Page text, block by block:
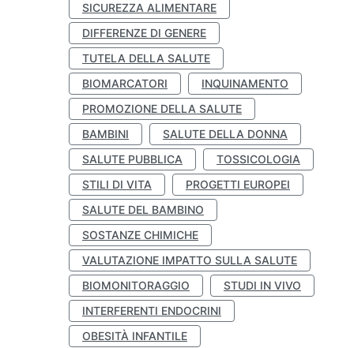
SICUREZZA ALIMENTARE
DIFFERENZE DI GENERE
TUTELA DELLA SALUTE
BIOMARCATORI
INQUINAMENTO
PROMOZIONE DELLA SALUTE
BAMBINI
SALUTE DELLA DONNA
SALUTE PUBBLICA
TOSSICOLOGIA
STILI DI VITA
PROGETTI EUROPEI
SALUTE DEL BAMBINO
SOSTANZE CHIMICHE
VALUTAZIONE IMPATTO SULLA SALUTE
BIOMONITORAGGIO
STUDI IN VIVO
INTERFERENTI ENDOCRINI
OBESITÀ INFANTILE